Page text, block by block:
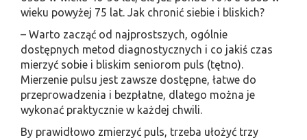
wieku powyżej 75 lat. Jak chronić siebie i bliskich?
– Warto zacząć od najprostszych, ogólnie
dostępnych metod diagnostycznych i co jakiś czas
mierzyć sobie i bliskim seniorom puls (tętno).
Mierzenie pulsu jest zawsze dostępne, łatwe do
przeprowadzenia i bezpłatne, dlatego można je
wykonać praktycznie w każdej chwili.
By prawidłowo zmierzyć puls, trzeba ułożyć trzy